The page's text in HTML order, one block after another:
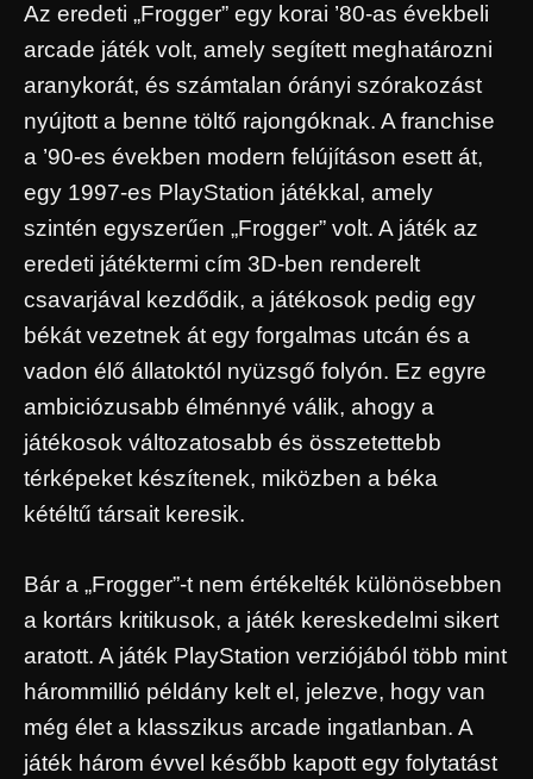
Az eredeti „Frogger” egy korai ’80-as évekbeli
arcade játék volt, amely segített meghatározni
aranykorát, és számtalan órányi szórakozást
nyújtott a benne töltő rajongóknak. A franchise
a ’90-es években modern felújításon esett át,
egy 1997-es PlayStation játékkal, amely
szintén egyszerűen „Frogger” volt. A játék az
eredeti játéktermi cím 3D-ben renderelt
csavarjával kezdődik, a játékosok pedig egy
békát vezetnek át egy forgalmas utcán és a
vadon élő állatoktól nyüzsgő folyón. Ez egyre
ambiciózusabb élménnyé válik, ahogy a
játékosok változatosabb és összetettebb
térképeket készítenek, miközben a béka
kétéltű társait keresik.
Bár a „Frogger”-t nem értékelték különösebben
a kortárs kritikusok, a játék kereskedelmi sikert
aratott. A játék PlayStation verziójából több mint
hárommillió példány kelt el, jelezve, hogy van
még élet a klasszikus arcade ingatlanban. A
játék három évvel később kapott egy folytatást